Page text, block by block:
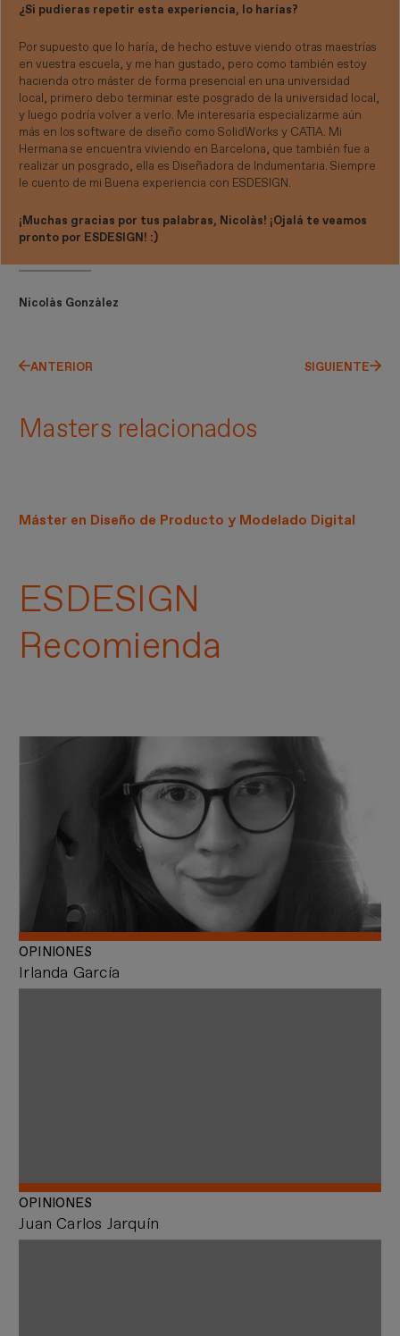
¿Si pudieras repetir esta experiencia, lo harías?
Por supuesto que lo haría, de hecho estuve viendo otras maestrías
en vuestra escuela, y me han gustado, pero como también estoy
hacienda otro máster de forma presencial en una universidad
local, primero debo terminar este posgrado de la universidad local,
y luego podría volver a verlo. Me interesaría especializarme aún
más en los software de diseño como SolidWorks y CATIA. Mi
Hermana se encuentra viviendo en Barcelona, que también fue a
realizar un posgrado, ella es Diseñadora de Indumentaria. Siempre
le cuento de mi Buena experiencia con ESDESIGN.
¡Muchas gracias por tus palabras, Nicolàs! ¡Ojalá te veamos
pronto por ESDESIGN! :)
Nicolàs Gonzàlez
ANTERIOR SIGUIENTE
Masters relacionados
Máster en Diseño de Producto y Modelado Digital
ESDESIGN
Recomienda
Irlanda García
OPINIONES
Juan Carlos Jarquín
OPINIONES